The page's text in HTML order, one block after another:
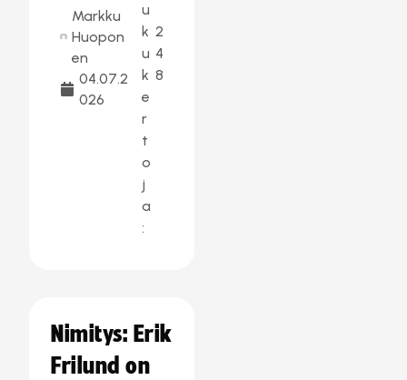
Markku
Huopon
en
04.07.2
026
u
k
u
k
e
r
t
o
j
a
:
2
4
8
Nimitys: Erik
Frilund on